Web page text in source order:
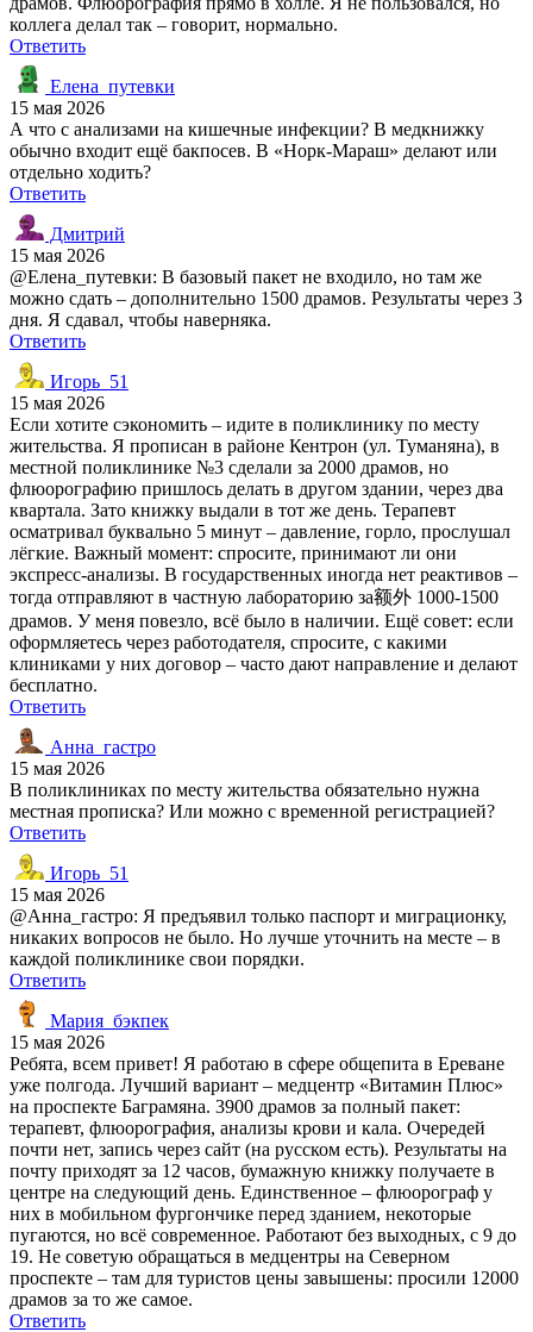
коллега делал так – говорит, нормально.
Ответить
Елена_путевки
15 мая 2026
А что с анализами на кишечные инфекции? В медкнижку
обычно входит ещё бакпосев. В «Норк-Мараш» делают или
отдельно ходить?
Ответить
Дмитрий
15 мая 2026
@Елена_путевки: В базовый пакет не входило, но там же
можно сдать – дополнительно 1500 драмов. Результаты через 3
дня. Я сдавал, чтобы наверняка.
Ответить
Игорь_51
15 мая 2026
Если хотите сэкономить – идите в поликлинику по месту
жительства. Я прописан в районе Кентрон (ул. Туманяна), в
местной поликлинике №3 сделали за 2000 драмов, но
флюорографию пришлось делать в другом здании, через два
квартала. Зато книжку выдали в тот же день. Терапевт
осматривал буквально 5 минут – давление, горло, прослушал
лёгкие. Важный момент: спросите, принимают ли они
экспресс-анализы. В государственных иногда нет реактивов –
тогда отправляют в частную лабораторию за额外 1000-1500
драмов. У меня повезло, всё было в наличии. Ещё совет: если
оформляетесь через работодателя, спросите, с какими
клиниками у них договор – часто дают направление и делают
бесплатно.
Ответить
Анна_гастро
15 мая 2026
В поликлиниках по месту жительства обязательно нужна
местная прописка? Или можно с временной регистрацией?
Ответить
Игорь_51
15 мая 2026
@Анна_гастро: Я предъявил только паспорт и миграционку,
никаких вопросов не было. Но лучше уточнить на месте – в
каждой поликлинике свои порядки.
Ответить
Мария_бэкпек
15 мая 2026
Ребята, всем привет! Я работаю в сфере общепита в Ереване
уже полгода. Лучший вариант – медцентр «Витамин Плюс»
на проспекте Баграмяна. 3900 драмов за полный пакет:
терапевт, флюорография, анализы крови и кала. Очередей
почти нет, запись через сайт (на русском есть). Результаты на
почту приходят за 12 часов, бумажную книжку получаете в
центре на следующий день. Единственное – флюорограф у
них в мобильном фургончике перед зданием, некоторые
пугаются, но всё современное. Работают без выходных, с 9 до
19. Не советую обращаться в медцентры на Северном
проспекте – там для туристов цены завышены: просили 12000
драмов за то же самое.
Ответить